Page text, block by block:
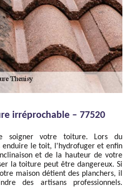
irréprochable – 77520
soigner votre toiture. Lors du
enduire le toit, l'hydrofuger et enfin
et de la hauteur de votre
la toiture peut être dangereux. Si
maison détient des planchers, il
des artisans professionnels.